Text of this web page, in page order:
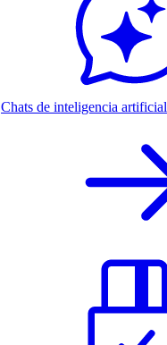
Chats de inteligencia artificial